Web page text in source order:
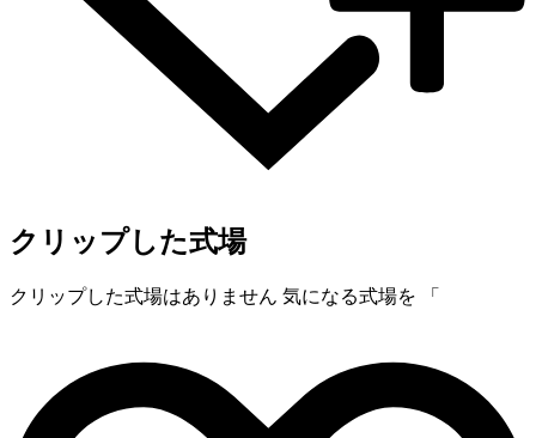
クリップした式場
クリップした式場はありません 気になる式場を 「